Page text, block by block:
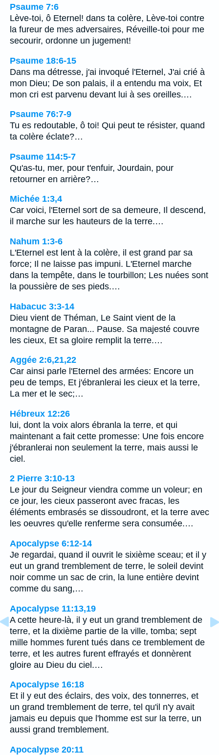
Psaume 7:6
Lève-toi, ô Eternel! dans ta colère, Lève-toi contre
la fureur de mes adversaires, Réveille-toi pour me
secourir, ordonne un jugement!
Psaume 18:6-15
Dans ma détresse, j'ai invoqué l'Eternel, J'ai crié à
mon Dieu; De son palais, il a entendu ma voix, Et
mon cri est parvenu devant lui à ses oreilles.…
Psaume 76:7-9
Tu es redoutable, ô toi! Qui peut te résister, quand
ta colère éclate?…
Psaume 114:5-7
Qu'as-tu, mer, pour t'enfuir, Jourdain, pour
retourner en arrière?…
Michée 1:3,4
Car voici, l'Eternel sort de sa demeure, Il descend,
il marche sur les hauteurs de la terre.…
Nahum 1:3-6
L'Eternel est lent à la colère, il est grand par sa
force; Il ne laisse pas impuni. L'Eternel marche
dans la tempête, dans le tourbillon; Les nuées sont
la poussière de ses pieds.…
Habacuc 3:3-14
Dieu vient de Théman, Le Saint vient de la
montagne de Paran... Pause. Sa majesté couvre
les cieux, Et sa gloire remplit la terre.…
Aggée 2:6,21,22
Car ainsi parle l'Eternel des armées: Encore un
peu de temps, Et j'ébranlerai les cieux et la terre,
La mer et le sec;…
Hébreux 12:26
lui, dont la voix alors ébranla la terre, et qui
maintenant a fait cette promesse: Une fois encore
j'ébranlerai non seulement la terre, mais aussi le
ciel.
2 Pierre 3:10-13
Le jour du Seigneur viendra comme un voleur; en
ce jour, les cieux passeront avec fracas, les
éléments embrasés se dissoudront, et la terre avec
les oeuvres qu'elle renferme sera consumée.…
Apocalypse 6:12-14
Je regardai, quand il ouvrit le sixième sceau; et il y
eut un grand tremblement de terre, le soleil devint
noir comme un sac de crin, la lune entière devint
comme du sang,…
Apocalypse 11:13,19
A cette heure-là, il y eut un grand tremblement de
terre, et la dixième partie de la ville, tomba; sept
mille hommes furent tués dans ce tremblement de
terre, et les autres furent effrayés et donnèrent
gloire au Dieu du ciel.…
Apocalypse 16:18
Et il y eut des éclairs, des voix, des tonnerres, et
un grand tremblement de terre, tel qu'il n'y avait
jamais eu depuis que l'homme est sur la terre, un
aussi grand tremblement.
Apocalypse 20:11